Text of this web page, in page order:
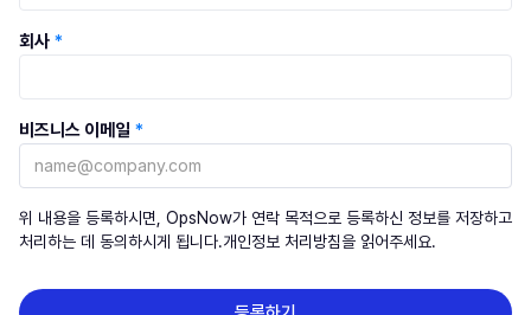
회사 *
비즈니스 이메일 *
위 내용을 등록하시면, OpsNow가 연락 목적으로 등록하신 정보를 저장하고
처리하는 데 동의하시게 됩니다.개인정보 처리방침을 읽어주세요.